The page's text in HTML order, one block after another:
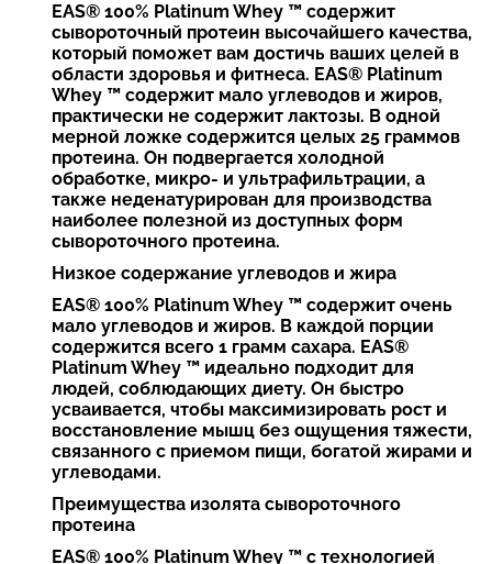
EAS® 100% Platinum Whey ™ содержит
сывороточный протеин высочайшего качества,
который поможет вам достичь ваших целей в
области здоровья и фитнеса. EAS® Platinum
Whey ™ содержит мало углеводов и жиров,
практически не содержит лактозы. В одной
мерной ложке содержится целых 25 граммов
протеина. Он подвергается холодной
обработке, микро- и ультрафильтрации, а
также неденатурирован для производства
наиболее полезной из доступных форм
сывороточного протеина.
Низкое содержание углеводов и жира
EAS® 100% Platinum Whey ™ содержит очень
мало углеводов и жиров. В каждой порции
содержится всего 1 грамм сахара. EAS®
Platinum Whey ™ идеально подходит для
людей, соблюдающих диету. Он быстро
усваивается, чтобы максимизировать рост и
восстановление мышц без ощущения тяжести,
связанного с приемом пищи, богатой жирами и
углеводами.
Преимущества изолята сывороточного
протеина
EAS® 100% Platinum Whey ™ с технологией